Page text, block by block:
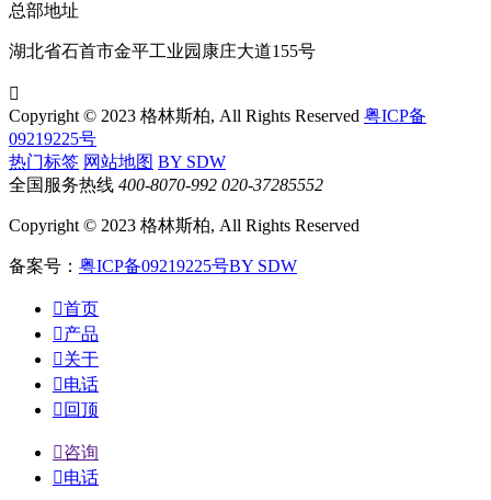
总部地址
湖北省石首市金平工业园康庄大道155号

Copyright © 2023 格林斯柏, All Rights Reserved 粤ICP备
09219225号
热门标签 网站地图 BY SDW
全国服务热线 400-8070-992 020-37285552
Copyright © 2023 格林斯柏, All Rights Reserved
备案号： 粤ICP备09219225号BY SDW
首页
产品
关于
电话
 回顶
咨询
电话